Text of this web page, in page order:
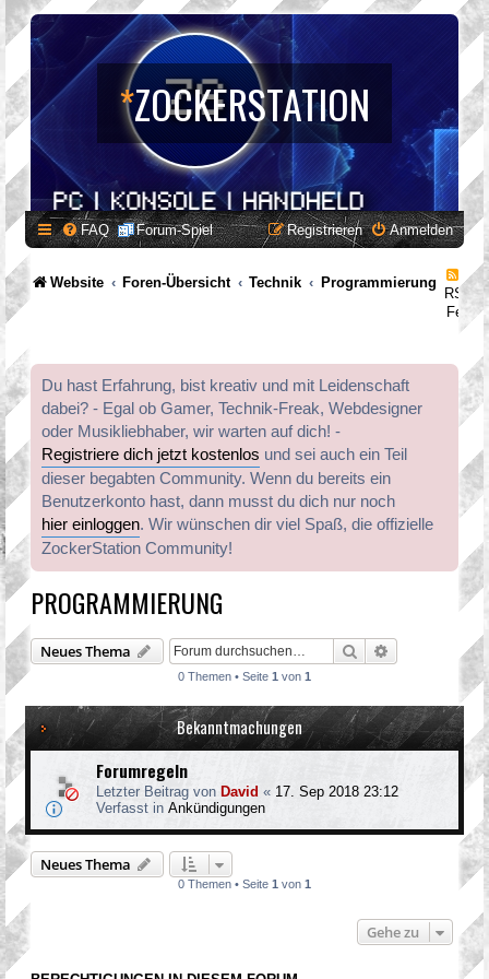
*ZOCKERSTATION
FAQ Forum-Spiel Anmelden
Registrieren
Website Foren-Übersicht Technik Programmierung
RSS-
Feed
Du hast Erfahrung, bist kreativ und mit Leidenschaft
dabei? - Egal ob Gamer, Technik-Freak, Webdesigner
oder Musikliebhaber, wir warten auf dich! -
Registriere dich jetzt kostenlos und sei auch ein Teil
dieser begabten Community. Wenn du bereits ein
Benutzerkonto hast, dann musst du dich nur noch
hier einloggen. Wir wünschen dir viel Spaß, die offizielle
ZockerStation Community!
PROGRAMMIERUNG
Neues Thema Suche Erweiterte
0 Themen • Seite 1 von 1
Bekanntmachungen
Forumregeln
Letzter Beitrag von David « 17. Sep 2018 23:12
Verfasst in Ankündigungen
Neues Thema
0 Themen • Seite 1 von 1
Gehe zu